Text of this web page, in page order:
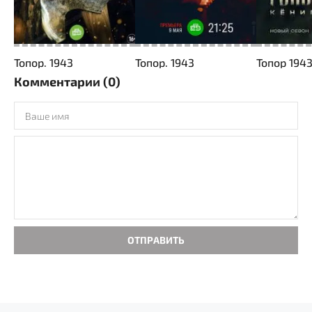
Топор. 1943 Топор. 1943 Топор 1943
Комментарии (0)
ОТПРАВИТЬ